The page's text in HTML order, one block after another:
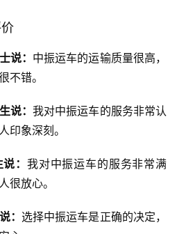
说： 中振运车的运输质量很高，
不错。
说：我对中振运车的服务非常认
印象深刻。
： 我对中振运车的服务非常满
很放心。
： 选择中振运车是正确的决定，